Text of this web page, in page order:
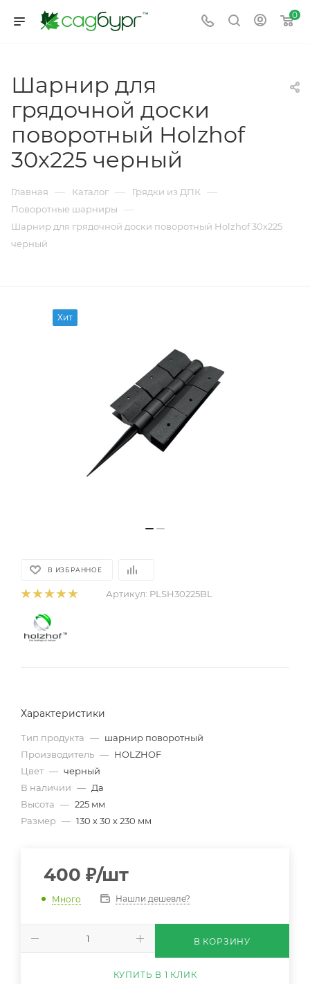
0
Шарнир для
грядочной доски
поворотный Holzhof
30х225 черный
Главная — Каталог — Грядки из ДПК —
Поворотные шарниры —
Шарнир для грядочной доски поворотный Holzhof 30х225
черный
Хит
В ИЗБРАННОЕ
Артикул: PLSH30225BL
Характеристики
Тип продукта — шарнир поворотный
Производитель — HOLZHOF
Цвет — черный
В наличии — Да
Высота — 225 мм
Размер — 130 х 30 х 230 мм
400 ₽/шт
Много Нашли дешевле?
В КОРЗИНУ
КУПИТЬ В 1 КЛИК